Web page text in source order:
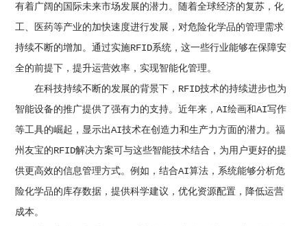
有着广阔的国际未来市场发展的潜力。随着全球经济的复苏，化
工、医药等产业的加快速度进行发展，对危险化学品的管理需求
持续不断的增加。通过实施RFID系统，这一些行业能够在保障安
全的前提下，提升运营效率，实现智能化管理。
在科技持续不断的发展的背景下，RFID技术的持续进步也为
智能设备的推广提供了强有力的支持。近年来，AI绘画和AI写作
等工具的崛起，显示出AI技术在创造力和生产力方面的潜力。福
州友宝的RFID解决方案可与这些智能技术结合，为用户更好的提
供更高效的信息管理方式。例如，结合AI算法，系统能够分析危
险化学品的库存数据，提供科学建议，优化资源配置，降低运营
成本。